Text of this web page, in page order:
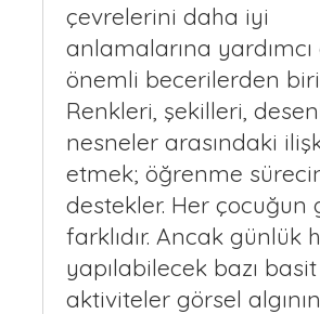
çevrelerini daha iyi
anlamalarına yardımcı
önemli becerilerden
Renkleri, şekilleri,
nesneler arasındaki
etmek; öğrenme
destekler. Her çocuğun
farklıdır. Ancak günlük
yapılabilecek bazı basit
aktiviteler görsel